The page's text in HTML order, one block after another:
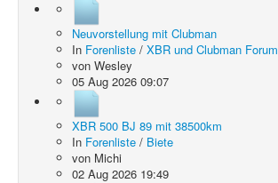
Neuvorstellung mit Clubman
In Forenliste / XBR und Clubman Forum
von Wesley
05 Aug 2026 09:07
XBR 500 BJ 89 mit 38500km
In Forenliste / Biete
von Michi
02 Aug 2026 19:49